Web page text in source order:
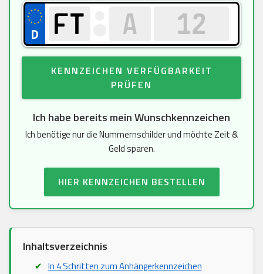
KENNZEICHEN VERFÜGBARKEIT
PRÜFEN
Ich habe bereits mein Wunschkennzeichen
Ich benötige nur die Nummernschilder und möchte Zeit &
Geld sparen.
HIER KENNZEICHEN BESTELLEN
Inhaltsverzeichnis
In 4 Schritten zum Anhängerkennzeichen